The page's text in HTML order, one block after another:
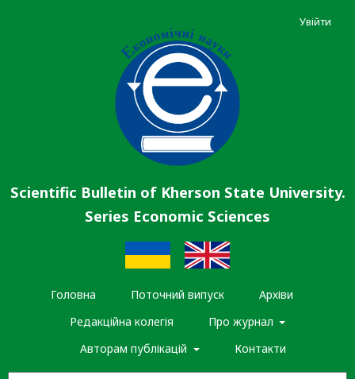
Scientific Bulletin of Kherson State University.
Series Economic Sciences
Головна Поточний випуск
Архіви
Редакційна колегія
Про журнал
Авторам публікацій
Контакти
Увійти